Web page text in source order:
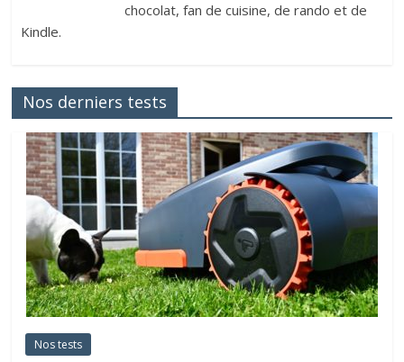
chocolat, fan de cuisine, de rando et de
Kindle.
Nos derniers tests
Nos tests